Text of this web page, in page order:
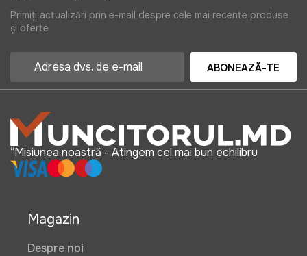
Primiți actualizări prin e-mail despre cele mai recente produse
și oferte
ABONEAZĂ-TE
“Misiunea noastră - Atingem cel mai bun echilibru
Magazin
Despre noi